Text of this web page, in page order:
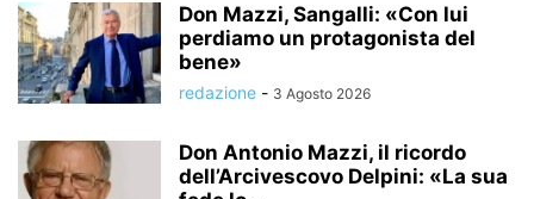
Don Mazzi, Sangalli: «Con lui
perdiamo un protagonista del
bene»
redazione - 3 Agosto 2026
Don Antonio Mazzi, il ricordo
dell’Arcivescovo Delpini: «La sua